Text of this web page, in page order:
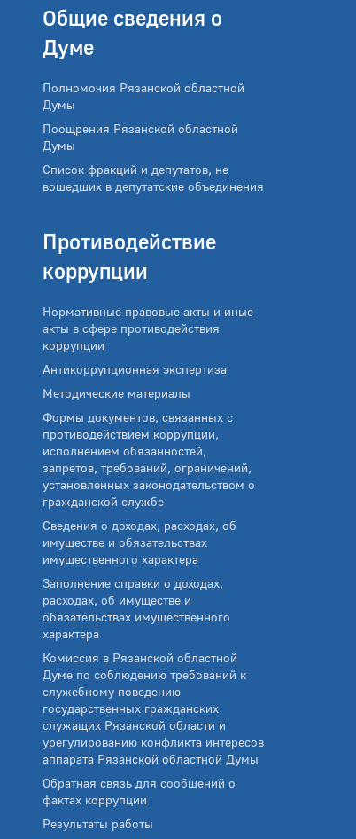
Общие сведения о
Думе
Полномочия Рязанской областной
Думы
Поощрения Рязанской областной
Думы
Список фракций и депутатов, не
вошедших в депутатские объединения
Противодействие
коррупции
Нормативные правовые акты и иные
акты в сфере противодействия
коррупции
Антикоррупционная экспертиза
Методические материалы
Формы документов, связанных с
противодействием коррупции,
исполнением обязанностей,
запретов, требований, ограничений,
установленных законодательством о
гражданской службе
Сведения о доходах, расходах, об
имуществе и обязательствах
имущественного характера
Заполнение справки о доходах,
расходах, об имуществе и
обязательствах имущественного
характера
Комиссия в Рязанской областной
Думе по соблюдению требований к
служебному поведению
государственных гражданских
служащих Рязанской области и
урегулированию конфликта интересов
аппарата Рязанской областной Думы
Обратная связь для сообщений о
фактах коррупции
Результаты работы